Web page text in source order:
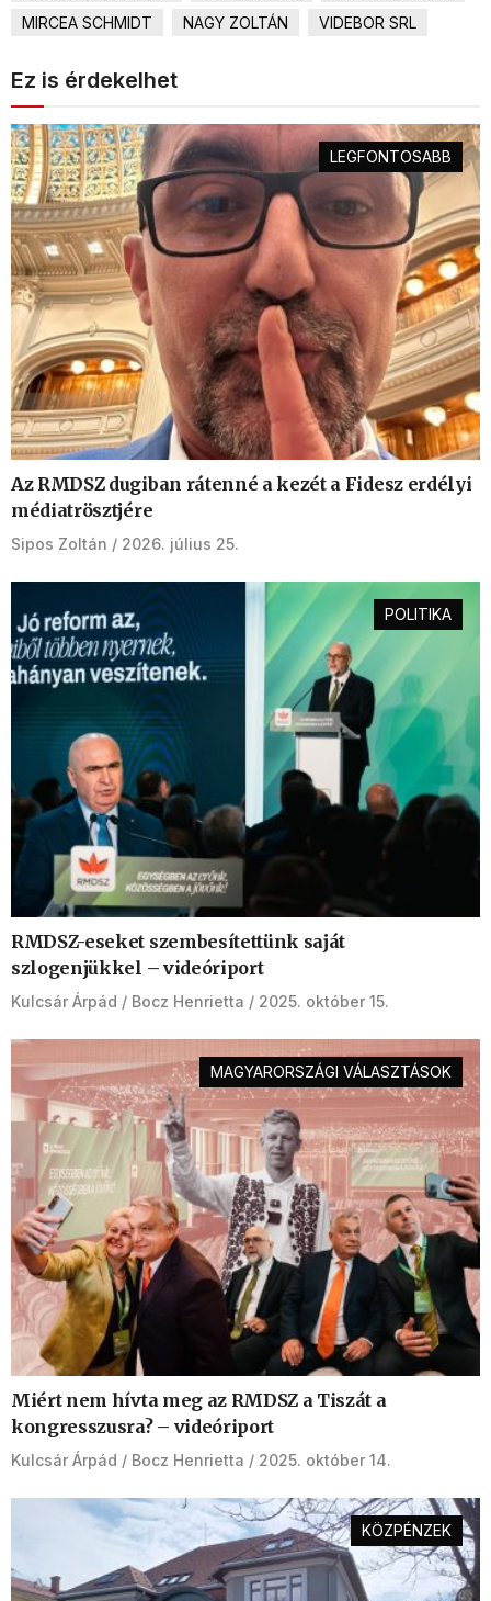
MIRCEA SCHMIDT
NAGY ZOLTÁN VIDEBOR SRL
Ez is érdekelhet
LEGFONTOSABB
Az RMDSZ dugiban rátenné a kezét a Fidesz erdélyi
médiatrösztjére
Sipos Zoltán 2026. július 25.
POLITIKA
RMDSZ-eseket szembesítettünk saját
szlogenjükkel – videóriport
Kulcsár Árpád Bocz Henrietta 2025. október 15.
MAGYARORSZÁGI VÁLASZTÁSOK
Miért nem hívta meg az RMDSZ a Tiszát a
kongresszusra? – videóriport
Kulcsár Árpád Bocz Henrietta 2025. október 14.
KÖZPÉNZEK